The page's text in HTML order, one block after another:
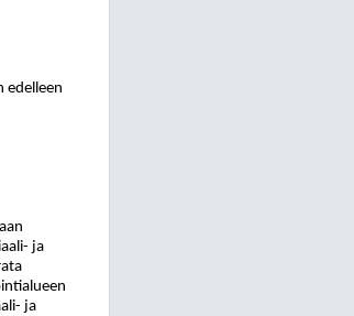
edelleen
ja
ja